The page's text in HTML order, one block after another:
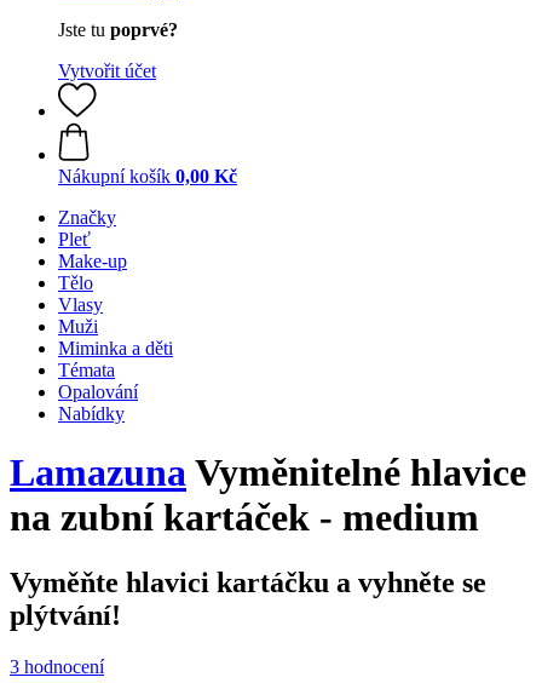
Jste tu poprvé?
Vytvořit účet
Nákupní košík 0,00 Kč
Značky
Pleť
Make-up
Tělo
Vlasy
Muži
Miminka a děti
Témata
Opalování
Nabídky
LamazunaVyměnitelné hlavice
na zubní kartáček - medium
Vyměňte hlavici kartáčku a vyhněte se
plýtvání!
3 hodnocení